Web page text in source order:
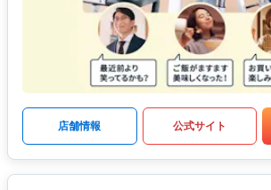
店舗情報 公式サイト